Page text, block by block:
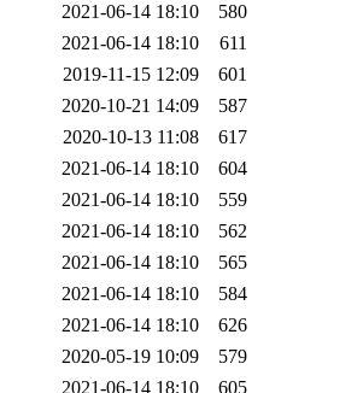
2021-06-14 18:10
580
2021-06-14 18:10
611
2019-11-15 12:09
601
2020-10-21 14:09
587
2020-10-13 11:08
617
2021-06-14 18:10
604
2021-06-14 18:10
559
2021-06-14 18:10
562
2021-06-14 18:10
565
2021-06-14 18:10
584
2021-06-14 18:10
626
2020-05-19 10:09
579
2021-06-14 18:10
605